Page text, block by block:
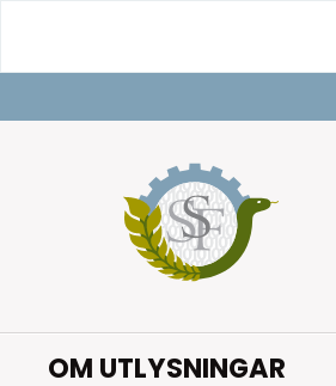
innehåll
OM UTLYSNINGAR